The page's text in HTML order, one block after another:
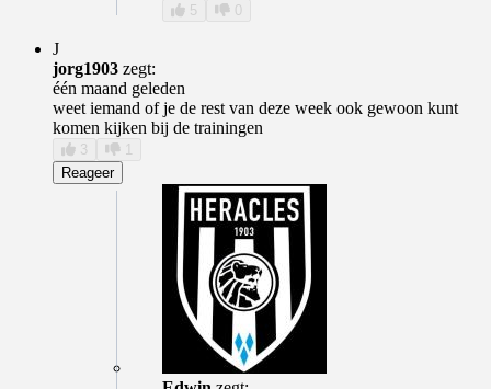
5 0
J
jorg1903 zegt:
één maand geleden
weet iemand of je de rest van deze week ook gewoon kunt
komen kijken bij de trainingen
3
1
Reageer